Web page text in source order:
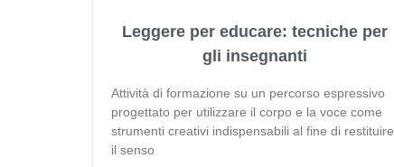
Leggere per educare: tecniche per
gli insegnanti
Attività di formazione su un percorso espressivo
progettato per utilizzare il corpo e la voce come
strumenti creativi indispensabili al fine di restituire
il senso